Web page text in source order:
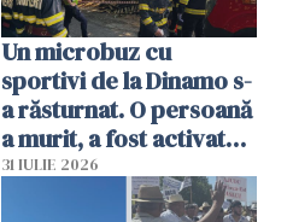
Un microbuz cu
sportivi de la Dinamo s-
a răsturnat. O persoană
a murit, a fost activat
planul roșu de
31 IULIE 2026